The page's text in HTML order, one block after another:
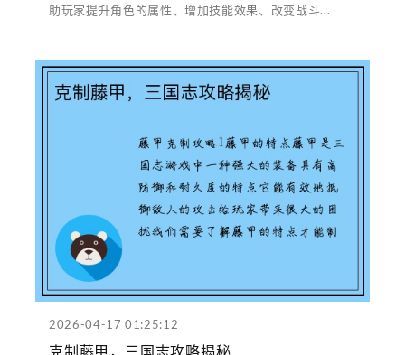
助玩家提升角色的属性、增加技能效果、改变战斗...
2026-04-17 01:25:12